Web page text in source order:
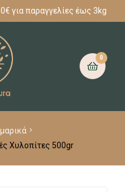
για παραγγελίες έως 3kg
0
Χυλοπίτες 500gr